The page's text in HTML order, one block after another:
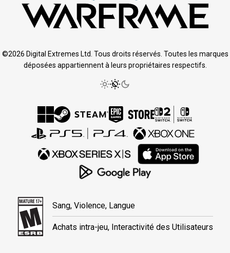
©2026 Digital Extremes Ltd. Tous droits réservés. Toutes les marques
déposées appartiennent à leurs propriétaires respectifs.
Sang, Violence, Langue
Achats intra-jeu, Interactivité des Utilisateurs